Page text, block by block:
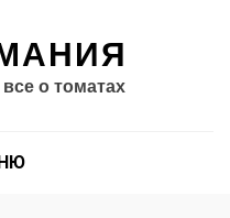
о томатах